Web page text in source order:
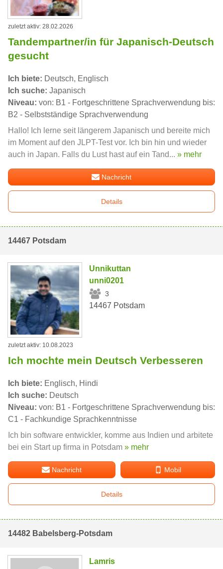
zuletzt aktiv: 28.02.2026
Tandempartner/in für Japanisch-Deutsch
gesucht
Ich biete: Deutsch, Englisch
Ich suche: Japanisch
Niveau: von: B1 - Fortgeschrittene Sprachverwendung bis:
B2 - Selbstständige Sprachverwendung
Hallo! Ich lerne seit längerem Japanisch und bereite mich
im Moment auf den JLPT-Test vor. Ich bin hin und wieder
auch in Japan. Falls du Lust hast auf ein Tand... » mehr
Nachricht
Details
14467 Potsdam
Unnikuttan
unni0201
3
14467 Potsdam
zuletzt aktiv: 10.08.2023
Ich mochte mein Deutsch Verbesseren
Ich biete: Englisch, Hindi
Ich suche: Deutsch
Niveau: von: B1 - Fortgeschrittene Sprachverwendung bis:
C1 - Fachkundige Sprachkenntnisse
Ich bin software entwickler, komme aus Indien und arbitete
bei ein Start up firma in Potsdam » mehr
Nachricht Mobil
Details
14482 Babelsberg-Potsdam
Lamris